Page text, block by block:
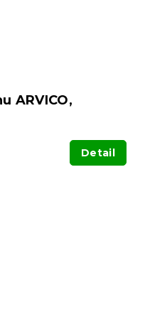
ARVICO,
Detail